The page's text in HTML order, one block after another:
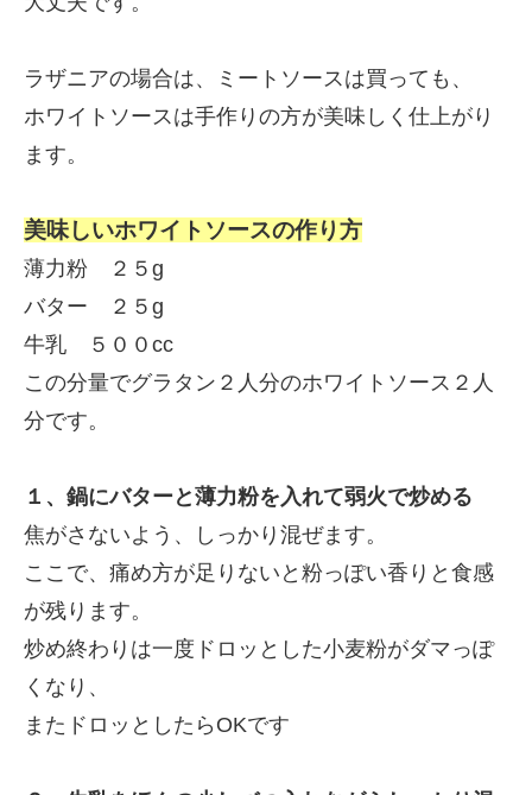
ラザニアの場合は、ミートソースは買っても、
ホワイトソースは手作りの方が美味しく仕上がり
ます。
美味しいホワイトソースの作り方
薄力粉 ２５g
バター ２５g
牛乳 ５００cc
この分量でグラタン２人分のホワイトソース２人
分です。
１、鍋にバターと薄力粉を入れて弱火で炒める
焦がさないよう、しっかり混ぜます。
ここで、痛め方が足りないと粉っぽい香りと食感
が残ります。
炒め終わりは一度ドロッとした小麦粉がダマっぽ
くなり、
またドロッとしたらOKです